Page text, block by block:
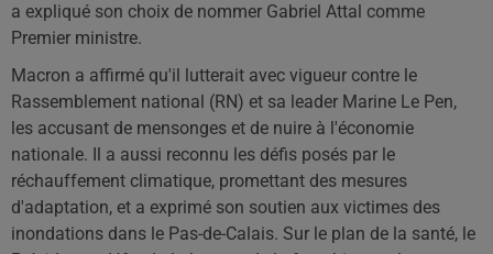
a expliqué son choix de nommer Gabriel Attal comme
Premier ministre.
Macron a affirmé qu'il lutterait avec vigueur contre le
Rassemblement national (RN) et sa leader Marine Le Pen,
les accusant de mensonges et de nuire à l'économie
nationale. Il a aussi reconnu les défis posés par le
réchauffement climatique, promettant des mesures
d'adaptation, et a exprimé son soutien aux victimes des
inondations dans le Pas-de-Calais. Sur le plan de la santé, le